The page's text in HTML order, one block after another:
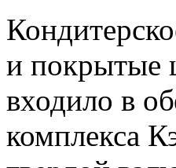
и покрытые
входило в
комплекса